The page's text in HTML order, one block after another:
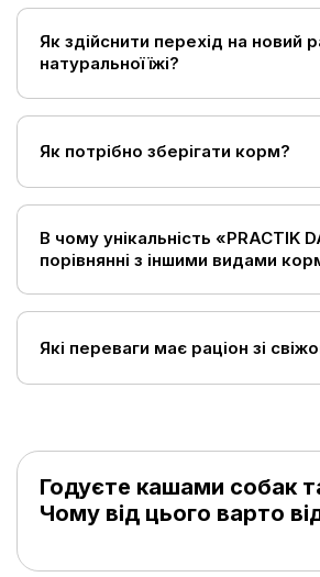
Як здійснити перехід на новий
натуральної їжі?
Як потрібно зберігати корм?
В чому унікальність «PRACTIK
порівнянні з іншими видами
Які переваги має раціон зі
Годуєте кашами собак
Чому від цього варто